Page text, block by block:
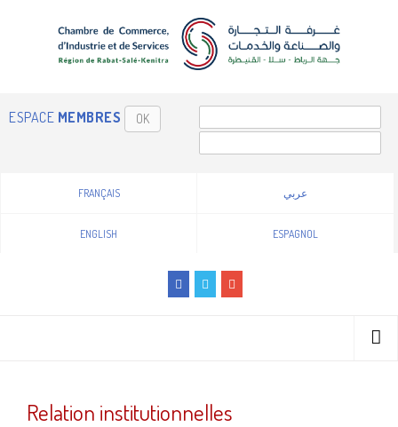
ESPACE MEMBRES OK
FRANÇAIS عربي
ENGLISH ESPAGNOL
Relation institutionnelles